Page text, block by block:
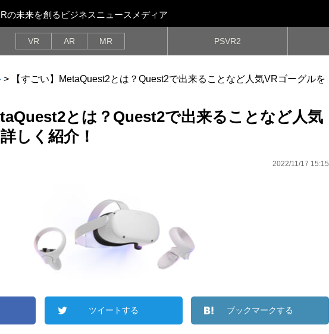
の未来を創るビジネスニュースメディア
VR AR MR PSVR2
>
【すごい】MetaQuest2とは？Quest2で出来ることなど人気VRゴーグルを
とは？Quest2で出来ることなど人気
しく紹介！
2022/11/17 15:15
ツイートする ブックマークする